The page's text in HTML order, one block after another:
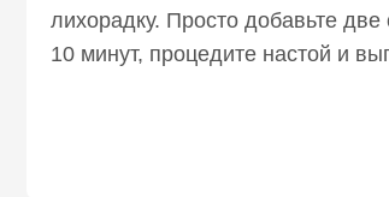
лихорадку. Просто добавьте
10 минут, процедите настой и